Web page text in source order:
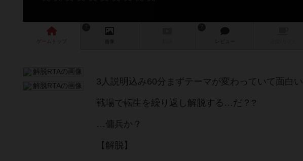
ゲーム 画像 レビュー
3人説明込み60分まずテーマが変わっていて面白い
戦場で転生を繰り返し解脱する…だ？?
…傭兵か？
【解脱】